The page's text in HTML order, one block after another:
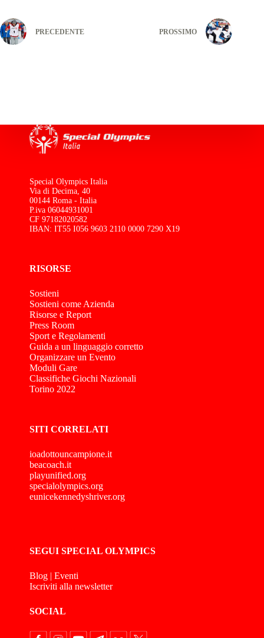
PRECEDENTE PROSSIMO
Special Olympics Italia
Via di Decima, 40
00144 Roma - Italia
P.iva 06044931001
CF 97182020582
IBAN: IT55 I056 9603 2110 0000 7290 X19
RISORSE
Sostieni
Sostieni come Azienda
Risorse e Report
Press Room
Sport e Regolamenti
Guida a un linguaggio corretto
Organizzare un Evento
Moduli Gare
Classifiche Giochi Nazionali
Torino 2022
SITI CORRELATI
ioadottouncampione.it
beacoach.it
playunified.org
specialolympics.org
eunicekennedyshriver.org
SEGUI SPECIAL OLYMPICS
Blog | Eventi
Iscriviti alla newsletter
SOCIAL